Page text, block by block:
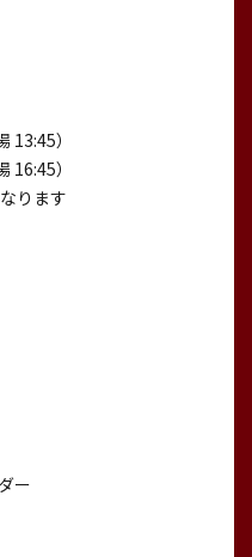
13:45）
16:45）
ります
ー